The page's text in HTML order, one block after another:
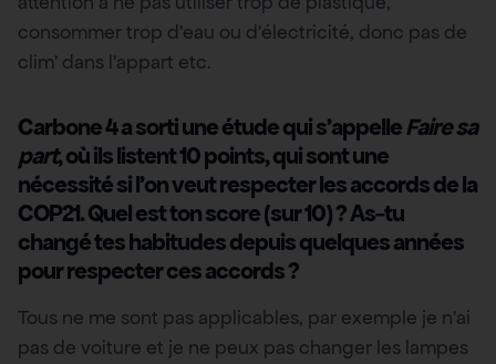
consommer trop d’eau ou d’électricité, donc pas de
clim’ dans l’appart etc.
Carbone 4 a sorti une étude qui s’appelleFaire sa
part, où ils listent 10 points, qui sont une
nécessité si l’on veut respecter les accords de la
COP21. Quel est ton score (sur 10) ? As-tu
changé tes habitudes depuis quelques années
pour respecter ces accords ?
Tous ne me sont pas applicables, par exemple je n’ai
pas de voiture et je ne peux pas changer les lampes